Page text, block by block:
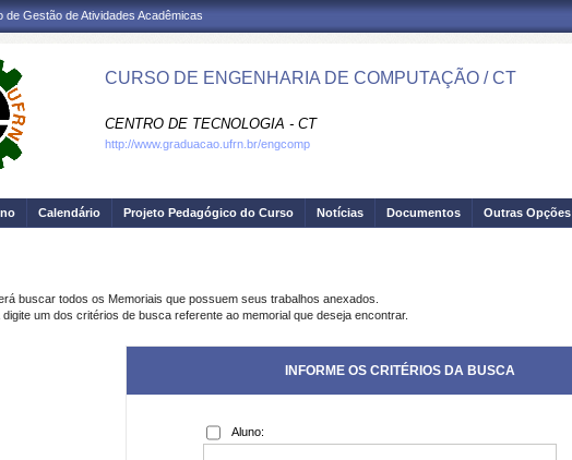
de Gestão de Atividades Acadêmicas
CURSO DE ENGENHARIA DE COMPUTAÇÃO / CT
CENTRO DE TECNOLOGIA - CT
http://www.graduacao.ufrn.br/engcomp
Calendário Projeto Pedagógico do Curso Notícias Documentos Outras Opções
buscar todos os Memoriais que possuem seus trabalhos anexados.
um dos critérios de busca referente ao memorial que deseja encontrar.
INFORME OS CRITÉRIOS DA BUSCA
Aluno: